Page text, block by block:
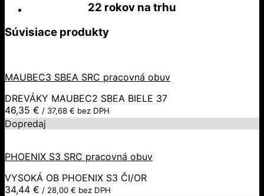
22 rokov na trhu
Súvisiace produkty
MAUBEC3 SBEA SRC pracovná obuv
DREVÁKY MAUBEC2 SBEA BIELE 37
46,35 € / 37,68 € bez DPH
Dopredaj
PHOENIX S3 SRC pracovná obuv
VYSOKÁ OB PHOENIX S3 ČI/OR
34,44 € / 28,00 € bez DPH